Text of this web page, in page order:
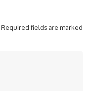
Required fields are marked